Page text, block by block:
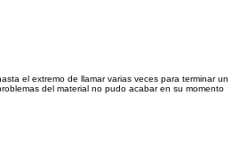
el extremo de llamar varias veces para terminar un
del material no pudo acabar en su momento